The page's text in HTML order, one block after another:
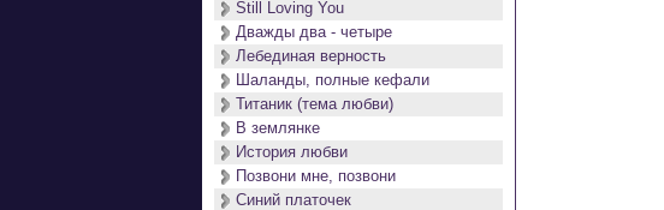
Still Loving You
Дважды два - четыре
Лебединая верность
Шаланды, полные кефали
Титаник (тема любви)
В землянке
История любви
Позвони мне, позвони
Синий платочек